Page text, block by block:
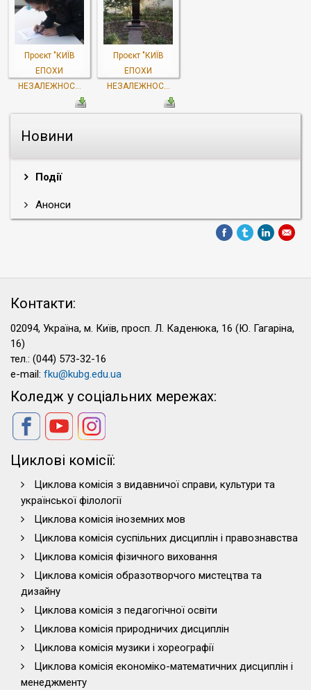
Новини
Події
Анонси
Проєкт "КИЇВ
ЕПОХИ
НЕЗАЛЕЖНОС...
Проєкт "КИЇВ
ЕПОХИ
НЕЗАЛЕЖНОС...
Контакти:
02094, Україна, м. Київ, просп. Л. Каденюка, 16 (Ю. Гагаріна,
16)
тел.: (044) 573-32-16
e-mail: fku@kubg.edu.ua
Коледж у соціальних мережах:
Циклові комісії:
Циклова комісія з видавничої справи, культури та
української філології
Циклова комісія іноземних мов
Циклова комісія суспільних дисциплін і правознавства
Циклова комісія фізичного виховання
Циклова комісія образотворчого мистецтва та
дизайну
Циклова комісія з педагогічної освіти
Циклова комісія природничих дисциплін
Циклова комісія музики і хореографії
Циклова комісія економіко-математичних дисциплін і
менеджменту